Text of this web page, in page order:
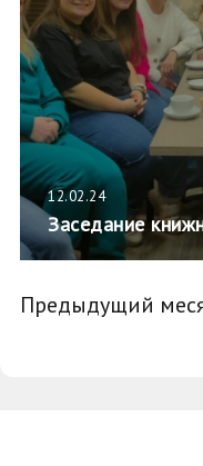
12.02.24
Заседание
Предыдущий